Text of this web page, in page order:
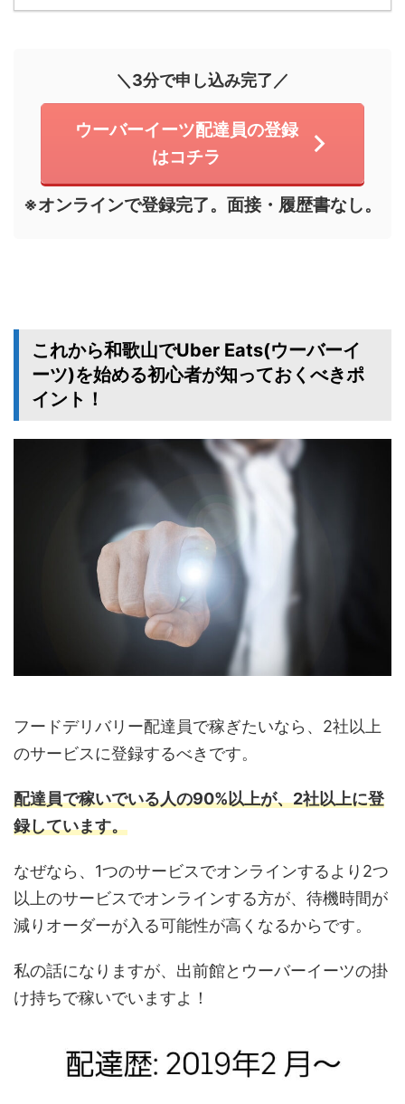
＼3分で申し込み完了／
ウーバーイーツ配達員の登録
はコチラ
※オンラインで登録完了。面接・履歴書なし。
これから和歌山でUber Eats(ウーバーイ
ーツ)を始める初心者が知っておくべきポ
イント！
フードデリバリー配達員で稼ぎたいなら、2社以上
のサービスに登録するべきです。
配達員で稼いでいる人の90%以上が、2社以上に登
録しています。
なぜなら、1つのサービスでオンラインするより2つ
以上のサービスでオンラインする方が、待機時間が
減りオーダーが入る可能性が高くなるからです。
私の話になりますが、出前館とウーバーイーツの掛
け持ちで稼いでいますよ！